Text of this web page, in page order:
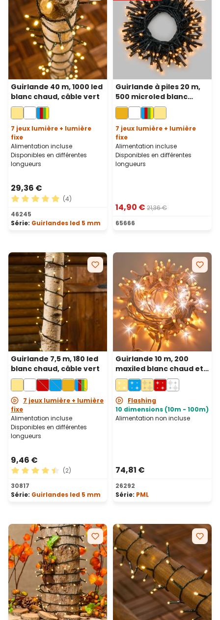
Guirlande 40 m, 1000 led
blanc chaud, câble vert
7 jeux lumière + lumière
fixe
Alimentation incluse
Disponibles en différentes
longueurs
29,36 €
Note moyenne de 5 sur 5 étoiles
(4)
46245
Série: Guirlandes led 5 mm
Guirlande à piles 20 m,
500 microled blanc
chaud traditionnel,
câble vert, avec
télécommande
7 jeux lumière + lumière
fixe
Alimentation incluse
Disponibles en différentes
longueurs
14,90 € 21,36 €
65666
Guirlande 7,5 m, 180 led
blanc chaud, câble vert
7 jeux lumière + lumière
fixe
Alimentation incluse
Disponibles en différentes
longueurs
9,46 €
Note moyenne de 4.5 sur 5 étoiles
(2)
30817
Série: Guirlandes led 5 mm
Guirlande 10 m, 200
maxiled blanc chaud et
blanc froid, câble blanc,
prolongeable, IP67
Flashing
10 dimensions (10m - 100m)
Alimentation non incluse
74,81 €
26292
Série: PML